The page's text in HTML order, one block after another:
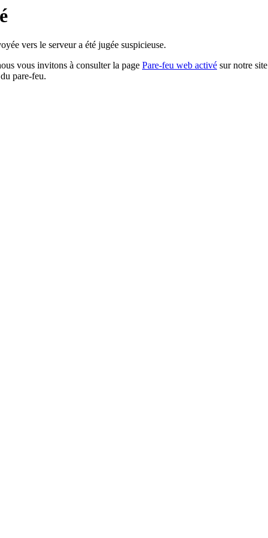
vers le serveur a été jugée suspicieuse.
vous invitons à consulter la page Pare-feu web activé sur notre
pare-feu.